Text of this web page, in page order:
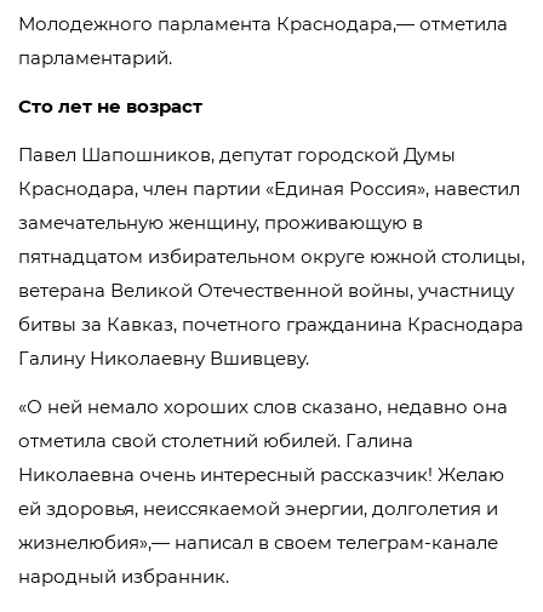
Молодежного парламента Краснодара,— отметила
парламентарий.
Сто лет не возраст
Павел Шапошников, депутат городской Думы
Краснодара, член партии «Единая Россия», навестил
замечательную женщину, проживающую в
пятнадцатом избирательном округе южной столицы,
ветерана Великой Отечественной войны, участницу
битвы за Кавказ, почетного гражданина Краснодара
Галину Николаевну Вшивцеву.
«О ней немало хороших слов сказано, недавно она
отметила свой столетний юбилей. Галина
Николаевна очень интересный рассказчик! Желаю
ей здоровья, неиссякаемой энергии, долголетия и
жизнелюбия»,— написал в своем телеграм-канале
народный избранник.